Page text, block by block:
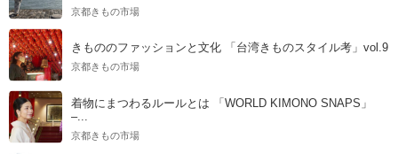
京都きもの市場
きもののファッションと文化 「台湾きものスタイル考」vol.9
京都きもの市場
着物にまつわるルールとは 「WORLD KIMONO SNAPS」
–...
京都きもの市場